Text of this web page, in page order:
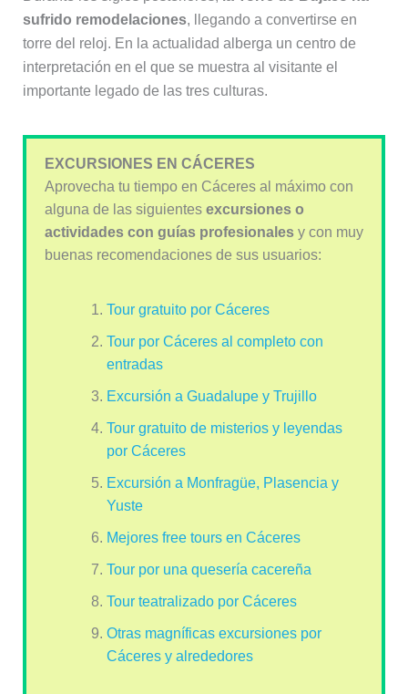
sufrido remodelaciones, llegando a convertirse en
torre del reloj. En la actualidad alberga un centro de
interpretación en el que se muestra al visitante el
importante legado de las tres culturas.
EXCURSIONES EN CÁCERES
Aprovecha tu tiempo en Cáceres al máximo con
alguna de las siguientes excursiones o
actividades con guías profesionalesy con muy
buenas recomendaciones de sus usuarios:
Tour gratuito por Cáceres
Tour por Cáceres al completo con
entradas
Excursión a Guadalupe y Trujillo
Tour gratuito de misterios y leyendas
por Cáceres
Excursión a Monfragüe, Plasencia y
Yuste
Mejores free tours en Cáceres
Tour por una quesería cacereña
Tour teatralizado por Cáceres
Otras magníficas excursiones por
Cáceres y alrededores